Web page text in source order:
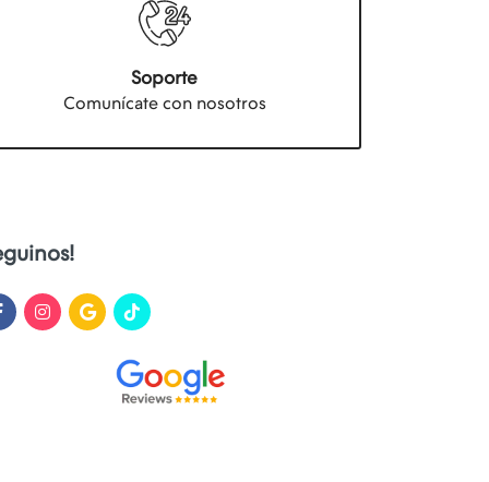
Soporte
Comunícate con nosotros